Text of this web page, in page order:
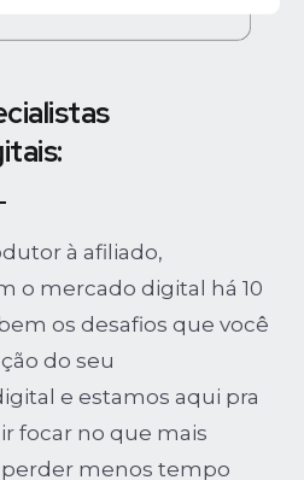
à afiliado,
o mercado digital há 10
os desafios que você
do seu
e estamos aqui pra
focar no que mais
menos tempo